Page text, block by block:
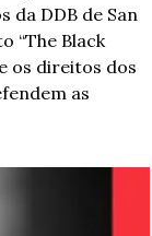
da DDB de San
“The Black
os direitos dos
as